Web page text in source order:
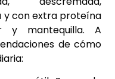
y con extra proteína
y mantequilla. A
de cómo